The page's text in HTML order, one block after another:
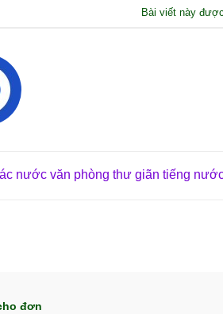
Bài viết này
nước văn phòng thư giãn tiếng
đơn